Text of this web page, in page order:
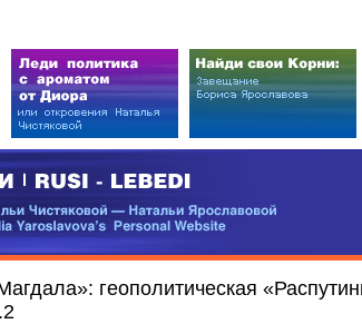
— Натальи Ярославовой
геополитическая